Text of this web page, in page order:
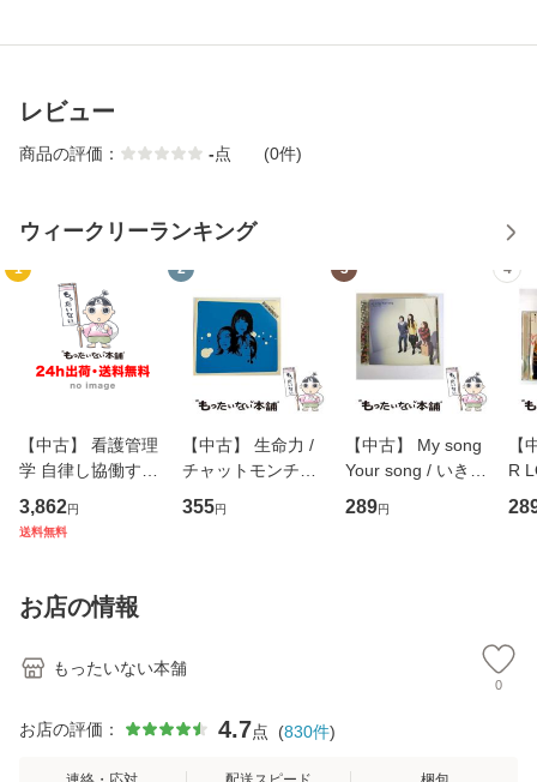
レビュー
商品の評価： -点 (0件)
ウィークリーランキング
1
【中古】 看護管理
学 自律し協働する
専門職の看護マネ
ジメントスキル 改
恵 藤本幸三 / 南江
堂 [単行
3,862円
送料無料
2
【中古】 生命力 /
チャットモンチー /
キューンレコード
[CD]【メール便送
355円
3
【中古】 My song
Your song / いきも
のがかり / [CD]
【メール便送料無
289円
4
【
R
産
お店の情報
もったいない本舗
0
お店の評価： 4.7点 (830件)